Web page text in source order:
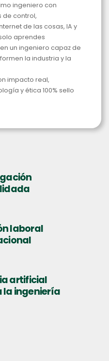
ingeniero con
de control,
de las cosas, IA y
aprendes
un ingeniero capaz de
la industria y la
impacto real,
y ética 100% sello
laboral
artificial
la ingeniería